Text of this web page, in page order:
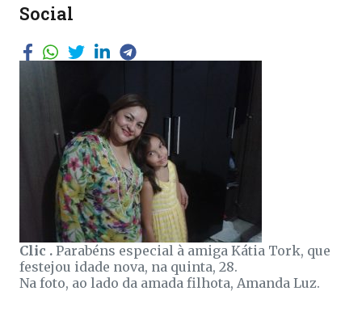
Social
Clic . Parabéns especial à amiga Kátia Tork, que
festejou idade nova, na quinta, 28.
Na foto, ao lado da amada filhota, Amanda Luz.